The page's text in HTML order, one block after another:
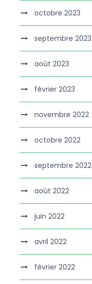
octobre 2023
septembre 2023
août 2023
février 2023
novembre 2022
octobre 2022
septembre 2022
août 2022
juin 2022
avril 2022
février 2022